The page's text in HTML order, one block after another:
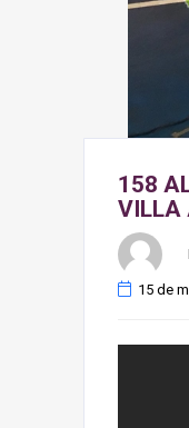
158
VILLA
15 de